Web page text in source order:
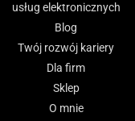
usług elektronicznych
Blog
Twój rozwój kariery
Dla firm
Sklep
O mnie